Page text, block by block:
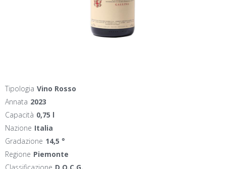
Tipologia Vino Rosso
Annata 2023
Capacità 0,75 l
Nazione Italia
Gradazione 14,5 °
Regione Piemonte